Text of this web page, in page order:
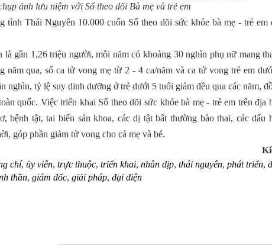
ảnh lưu niệm với Sổ theo dõi Bà mẹ và trẻ em
tỉnh Thái Nguyên 10.000 cuốn Sổ theo dõi sức khỏe bà mẹ - trẻ em
gần 1,26 triệu người, mỗi năm có khoảng 30 nghìn phụ nữ mang
năm qua, số ca tử vong mẹ từ 2 - 4 ca/năm và ca tử vong trẻ em
nghìn, tỷ lệ suy dinh dưỡng ở trẻ dưới 5 tuổi giảm đều qua các năm,
quốc. Việc triển khai Sổ theo dõi sức khỏe bà mẹ - trẻ em trên địa
bệnh tật, tai biến sản khoa, các dị tật bất thường bào thai, các dấu
góp phần giảm tử vong cho cả mẹ và bé.
chí, ủy viên, trực thuộc, triển khai, nhân dịp, thái nguyên, phát triển,
thần, giám đốc, giải pháp, đại diện